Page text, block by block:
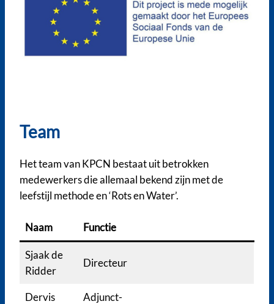
Team
Het team van KPCN bestaat uit betrokken
medewerkers die allemaal bekend zijn met de
leefstijl methode en ‘Rots en Water’.
Naam Functie
Sjaak de
Ridder
Directeur
Dervis
Adjunct-